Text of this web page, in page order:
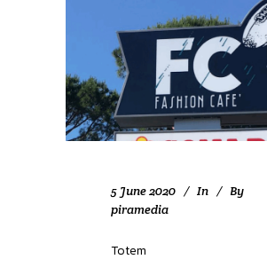
5 June 2020 In
By
piramedia
Totem